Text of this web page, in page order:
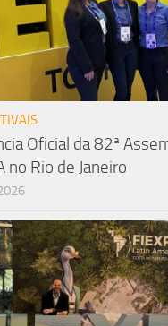
Oficial da 82ª
no Rio de Janeiro